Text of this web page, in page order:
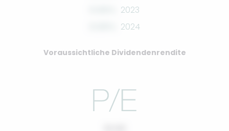
2023
2024
Voraussichtliche Dividendenrendite